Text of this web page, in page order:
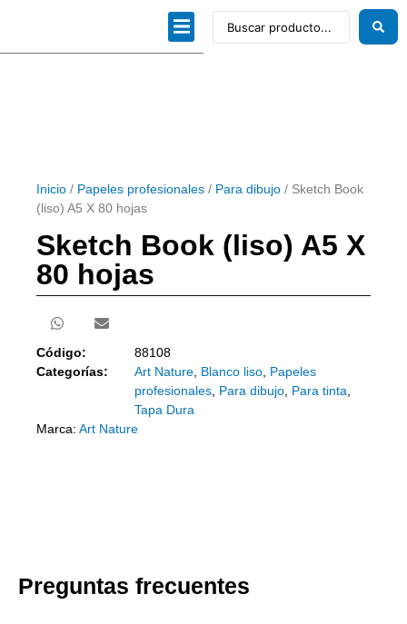
Inicio / Papeles profesionales / Para dibujo / Sketch Book
(liso) A5 X 80 hojas
Sketch Book (liso) A5 X
80 hojas
Código:
88108
Categorías:
Art Nature Blanco liso Papeles
profesionales Para dibujo Para tinta
Tapa Dura
Marca: Art Nature
Preguntas frecuentes